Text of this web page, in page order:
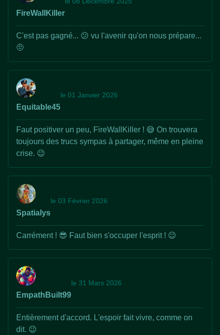
FireWallKiller
C'est pas gagné... 😕 vu l'avenir qu'on nous prépare...
🤨
Equitable45
le 01 Janvier 2026
Faut positiver un peu, FireWallKiller ! 😅 On trouvera
toujours des trucs sympas à partager, même en pleine
crise. 😉
Spatialys
le 03 Février 2026
Carrément ! 😎 Faut bien s'occuper l'esprit ! 😉
EmpathBuilt99
le 31 Mars 2026
Entièrement d'accord. L'espoir fait vivre, comme on
dit. 😉